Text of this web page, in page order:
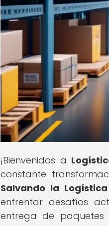
¡Bienvenidos a
constante
Salvando la
enfrentar desafíos
entrega de paquetes